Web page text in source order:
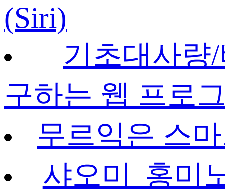
(Siri)
기초대사량
구하는 웹 프로
무르익은 스
샤오미 홍미